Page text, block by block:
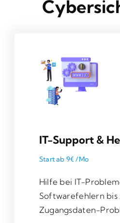
IT-Support &
Start ab 9€ /Mo
Hilfe bei IT-
Softwarefehlern bis
Zugangsdaten-